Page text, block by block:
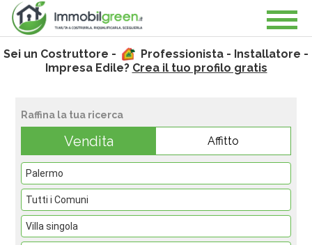
Sei un Costruttore -
Professionista - Installatore -
Impresa Edile? Crea il tuo profilo gratis
Raffina la tua ricerca
Vendita Affitto